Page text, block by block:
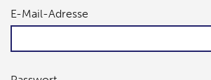
E-Mail-Adresse